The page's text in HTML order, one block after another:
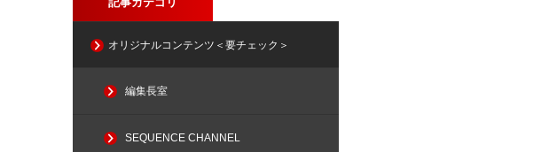
オリジナルコンテンツ＜要チェック＞
編集長室
SEQUENCE CHANNEL